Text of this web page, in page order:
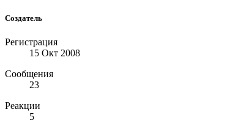
Создатель
Регистрация
15 Окт 2008
Сообщения
23
Реакции
5